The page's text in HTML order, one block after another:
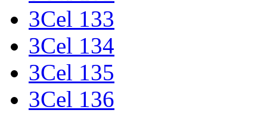
3Cel 133
3Cel 134
3Cel 135
3Cel 136